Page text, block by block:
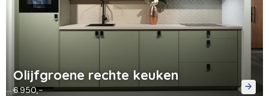
Olijfgroene rechte keuken
6.950,-